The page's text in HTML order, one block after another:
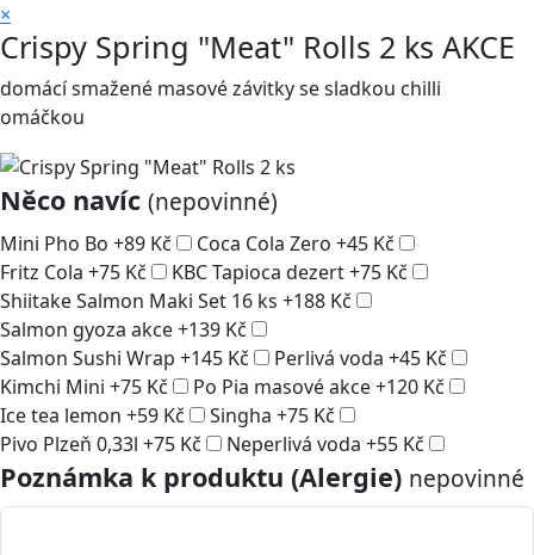
×
Crispy Spring "Meat" Rolls 2 ks AKCE
domácí smažené masové závitky se sladkou chilli
omáčkou
Něco navíc (nepovinné)
Mini Pho Bo +89 Kč Coca Cola Zero +45 Kč
Fritz Cola +75 Kč KBC Tapioca dezert+75 Kč
Shiitake Salmon Maki Set 16 ks +188 Kč
Salmon gyoza akce+139 Kč
Salmon Sushi Wrap +145 Kč Perlivá voda +45 Kč
Kimchi Mini +75 Kč Po Pia masové akce+120 Kč
Ice tea lemon +59 Kč Singha +75 Kč
Pivo Plzeň 0,33l +75 Kč Neperlivá voda +55 Kč
Poznámka k produktu (Alergie) nepovinné